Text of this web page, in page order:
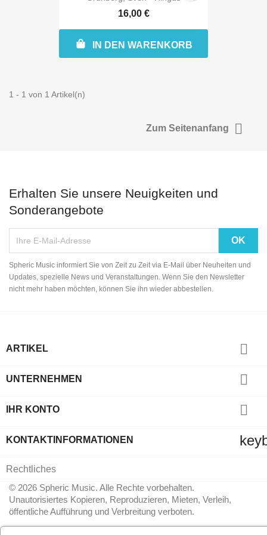
16,00 €
IN DEN WARENKORB
1 - 1 von 1 Artikel(n)
Zum Seitenanfang 
Erhalten Sie unsere Neuigkeiten und
Sonderangebote
Spheric Music informiert Sie von Zeit zu Zeit via E-Mail über Neuheiten und
Updates, spezielle News und Veranstaltungen. Wenn Sie den Newsletter
nicht mehr haben möchten, können Sie ihn wieder abbestellen.
ARTIKEL 
UNTERNEHMEN 
IHR KONTO 
KONTAKTINFORMATIONEN
Rechtliches
© 2026 Spheric Music. Alle Rechte vorbehalten.
Unautorisiertes Kopieren, Reproduzieren, Mieten, Verleih,
öffentliche Aufführung und Verbreitung verboten.